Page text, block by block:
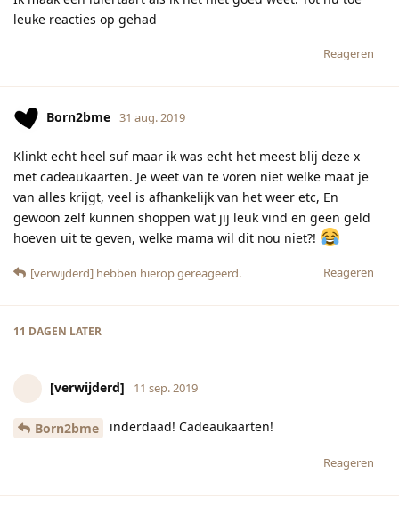
leuke reacties op gehad
Reageren
Born2bme 31 aug. 2019
Klinkt echt heel suf maar ik was echt het meest blij deze x
met cadeaukaarten. Je weet van te voren niet welke maat je
van alles krijgt, veel is afhankelijk van het weer etc, En
gewoon zelf kunnen shoppen wat jij leuk vind en geen geld
hoeven uit te geven, welke mama wil dit nou niet?!
Reageren
[verwijderd] hebben hierop gereageerd.
11 DAGEN LATER
[verwijderd] 11 sep. 2019
Born2bme inderdaad! Cadeaukaarten!
Reageren